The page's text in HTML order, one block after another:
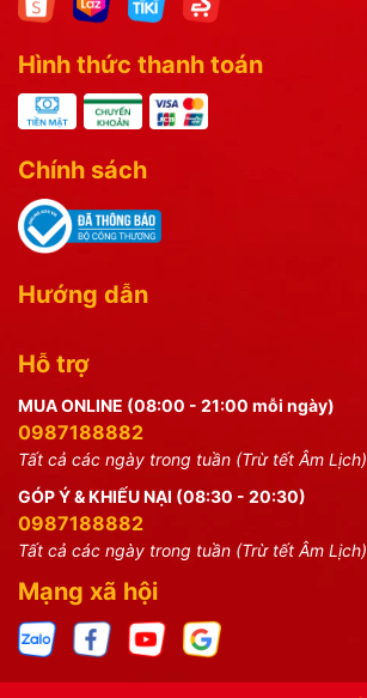
Hình thức thanh toán
Chính sách
Hướng dẫn
Hỗ trợ
MUA ONLINE (08:00 - 21:00 mỗi ngày)
0987188882
Tất cả các ngày trong tuần (Trừ tết Âm Lịch)
GÓP Ý & KHIẾU NẠI (08:30 - 20:30)
0987188882
Tất cả các ngày trong tuần (Trừ tết Âm Lịch)
Mạng xã hội